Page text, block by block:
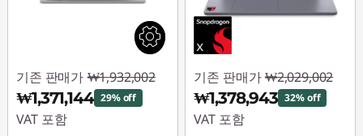
기존 판매가 ₩1,932,002
₩1,371,144 29% off
VAT 포함
기존 판매가 ₩2,029,002
₩1,378,943 32% off
VAT 포함